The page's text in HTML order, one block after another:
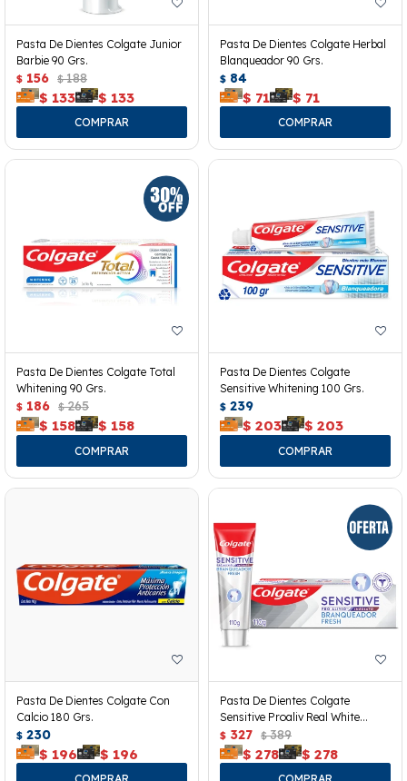
Pasta De Dientes Colgate Junior
Barbie 90 Grs.
$ 156 $ 188
$ 133 $ 133
Pasta De Dientes Colgate Herbal
Blanqueador 90 Grs.
$ 84
$ 71 $ 71
Pasta De Dientes Colgate Total
Whitening 90 Grs.
$ 186 $ 265
$ 158 $ 158
Pasta De Dientes Colgate
Sensitive Whitening 100 Grs.
$ 239
$ 203 $ 203
Pasta De Dientes Colgate Con
Calcio 180 Grs.
$ 230
$ 196 $ 196
Pasta De Dientes Colgate
Sensitive Proaliv Real White
110grs
$ 327 $ 389
$ 278 $ 278